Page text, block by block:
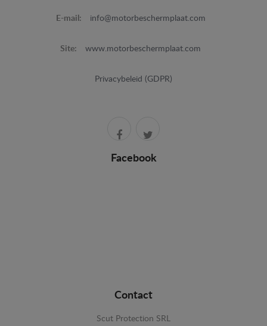
E-mail: info@motorbeschermplaat.com
Site: www.motorbeschermplaat.com
Privacybeleid (GDPR)
Facebook
Contact
Scut Protection SRL